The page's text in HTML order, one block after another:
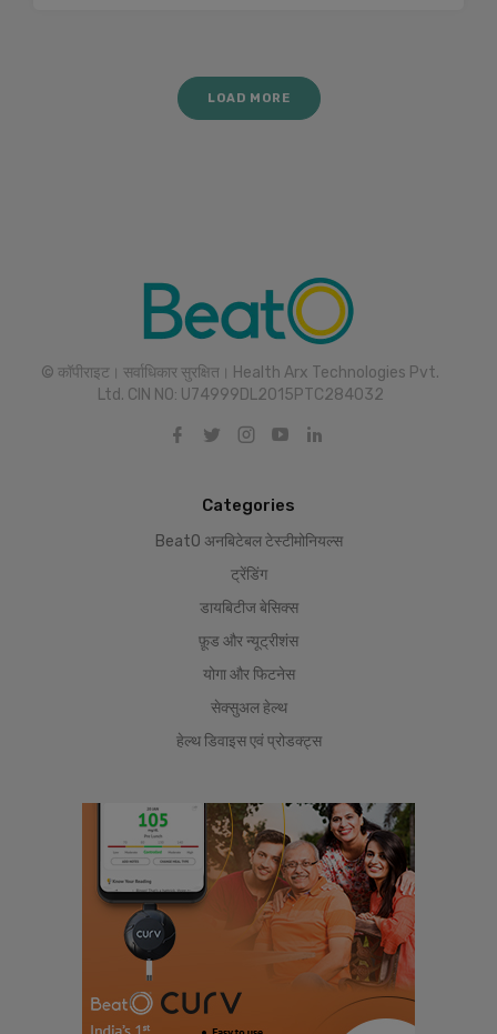
LOAD MORE
© कॉपीराइट। सर्वाधिकार सुरक्षित। Health Arx Technologies Pvt.
Ltd. CIN NO: U74999DL2015PTC284032
Categories
BeatO अनबिटेबल टेस्टीमोनियल्स
ट्रेंडिंग
डायबिटीज बेसिक्स
फ़ूड और न्यूट्रीशंस
योगा और फिटनेस
सेक्सुअल हेल्थ
हेल्थ डिवाइस एवं प्रोडक्ट्स